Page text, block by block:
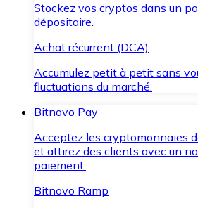
Stockez vos cryptos dans un
dépositaire.
Achat récurrent (DCA)
Accumulez petit à petit sans
fluctuations du marché.
Bitnovo Pay
Acceptez les cryptomonnaies
et attirez des clients avec un
paiement.
Bitnovo Ramp